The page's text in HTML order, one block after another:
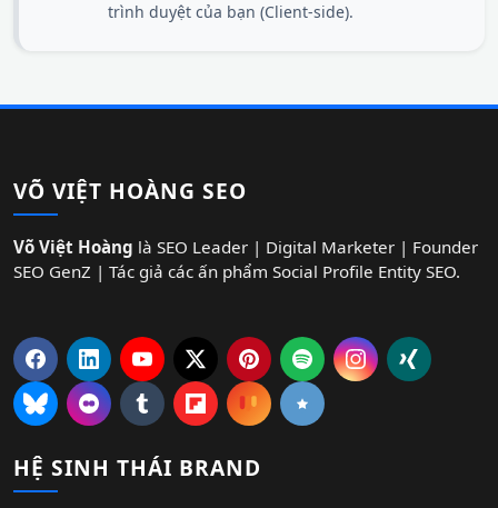
trình duyệt của bạn (Client-side).
VÕ VIỆT HOÀNG SEO
Võ Việt Hoàng là SEO Leader | Digital Marketer | Founder
SEO GenZ | Tác giả các ấn phẩm Social Profile Entity SEO.
HỆ SINH THÁI BRAND